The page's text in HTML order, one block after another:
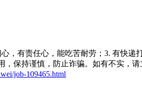
，有责任心，能吃苦耐劳；3. 有快
，保持谨慎，防止诈骗。如有不实，
job-109465.html